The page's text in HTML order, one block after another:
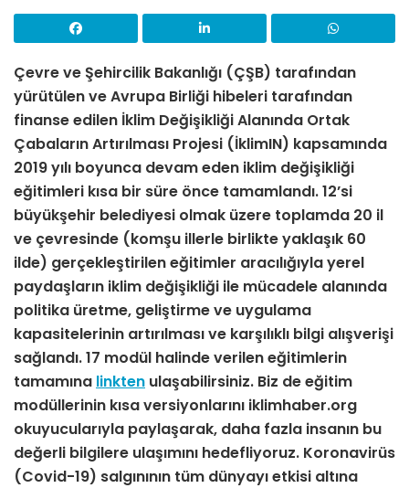
Çevre ve Şehircilik Bakanlığı (ÇŞB) tarafından
yürütülen ve Avrupa Birliği hibeleri tarafından
finanse edilen İklim Değişikliği Alanında Ortak
Çabaların Artırılması Projesi (İklimIN) kapsamında
2019 yılı boyunca devam eden iklim değişikliği
eğitimleri kısa bir süre önce tamamlandı. 12’si
büyükşehir belediyesi olmak üzere toplamda 20 il
ve çevresinde (komşu illerle birlikte yaklaşık 60
ilde) gerçekleştirilen eğitimler aracılığıyla yerel
paydaşların iklim değişikliği ile mücadele alanında
politika üretme, geliştirme ve uygulama
kapasitelerinin artırılması ve karşılıklı bilgi alışverişi
sağlandı. 17 modül halinde verilen eğitimlerin
tamamına linkten ulaşabilirsiniz. Biz de eğitim
modüllerinin kısa versiyonlarını iklimhaber.org
okuyucularıyla paylaşarak, daha fazla insanın bu
değerli bilgilere ulaşımını hedefliyoruz. Koronavirüs
(Covid-19) salgınının tüm dünyayı etkisi altına